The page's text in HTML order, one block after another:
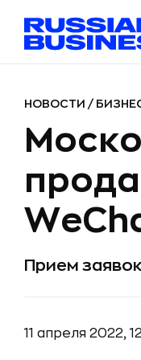
НОВОСТИ /
Прием
11 апреля 2022,